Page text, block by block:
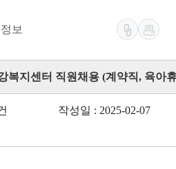
보
복지센터 직원채용 (계약직, 육아
작성일 : 2025-02-07